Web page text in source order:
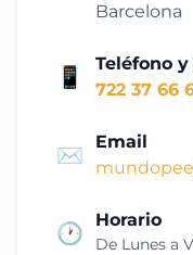
Barcelona
📱
Teléfono
722 37 66
✉️
Email
🕐
Horario
De Lunes a